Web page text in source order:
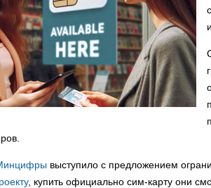
выступило с предложением
, купить официально сим-карту они